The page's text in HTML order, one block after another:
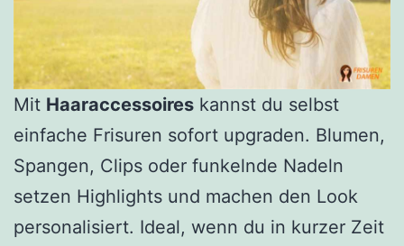
Mit Haaraccessoires kannst du selbst
einfache Frisuren sofort upgraden. Blumen,
Spangen, Clips oder funkelnde Nadeln
setzen Highlights und machen den Look
personalisiert. Ideal, wenn du in kurzer Zeit